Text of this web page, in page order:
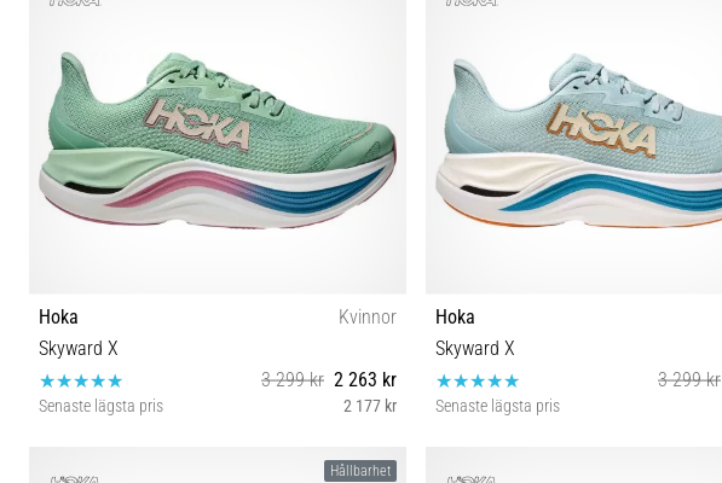
Hoka
Kvinnor
Skyward X
3 299 kr 2 263 kr
Senaste lägsta pris 2 177 kr
Hoka
Skyward X
3 299 kr
Senaste lägsta pris
Hållbarhet